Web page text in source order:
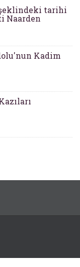
şeklindeki tarihi
Naarden
Kadim